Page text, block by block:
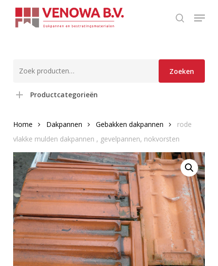
search
Menu
Zoeken
Productcategorieën
Home Dakpannen Gebakken dakpannen
rode
vlakke mulden dakpannen , gevelpannen, nokvorsten